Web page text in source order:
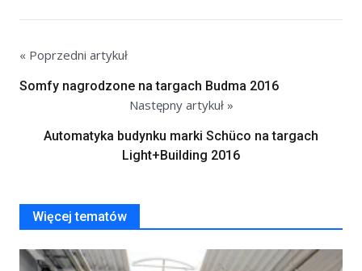
« Poprzedni artykuł
Somfy nagrodzone na targach Budma 2016
Następny artykuł »
Automatyka budynku marki Schüco na targach
Light+Building 2016
Więcej tematów